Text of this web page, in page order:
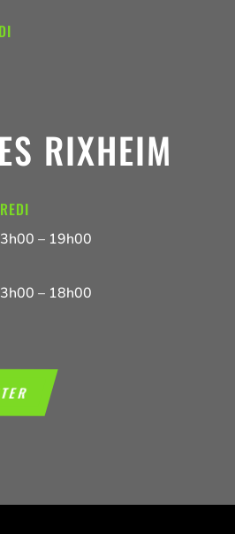
RIXHEIM
– 19h00
– 18h00